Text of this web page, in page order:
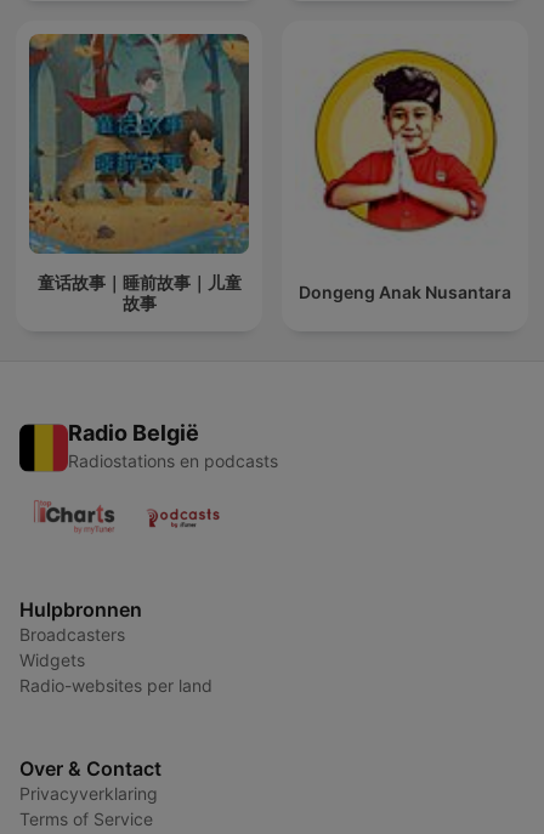
童话故事｜睡前故事｜儿童
故事
Dongeng Anak Nusantara
Radio België
Radiostations en podcasts
Hulpbronnen
Broadcasters
Widgets
Radio-websites per land
Over & Contact
Privacyverklaring
Terms of Service